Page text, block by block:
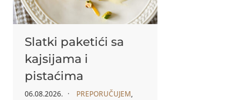
Slatki paketići sa
kajsijama i
pistaćima
06.08.2026. PREPORUČUJEM,